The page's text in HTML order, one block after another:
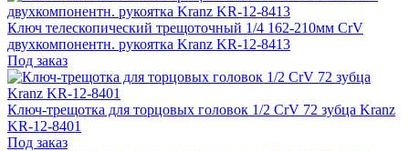
Ключ телескопический трещоточный 1/4 162-210мм CrV
двухкомпонентн. рукоятка Kranz KR-12-8413
Под заказ
Ключ-трещотка для торцовых головок 1/2 СrV 72 зубца Kranz
KR-12-8401
Под заказ